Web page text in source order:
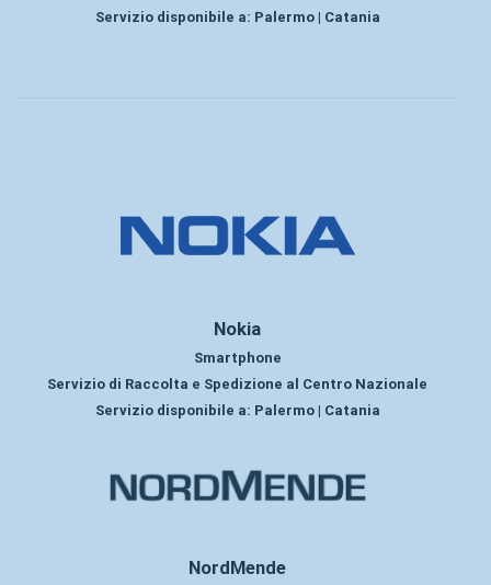
Servizio disponibile a: Palermo | Catania
Nokia
Smartphone
Servizio di Raccolta e Spedizione al Centro Nazionale
Servizio disponibile a: Palermo | Catania
NordMende